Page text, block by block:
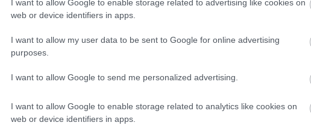
I want to allow Google to enable storage related to advertising like cookies on
web or device identifiers in apps.
I want to allow my user data to be sent to Google for online advertising
purposes.
I want to allow Google to send me personalized advertising.
I want to allow Google to enable storage related to analytics like cookies on
web or device identifiers in apps.
über die Schlucht, daher haben wir die
zusam
23. August 2020
Der Triglav-Nationalpark [https://
zahlreichen Naturschätzen diejenigen, die
einfach nur entspannen möchten. Du kannst
Wasserfälle durch Wandern erreichen,
dafür berühmt geworden, dass dort die